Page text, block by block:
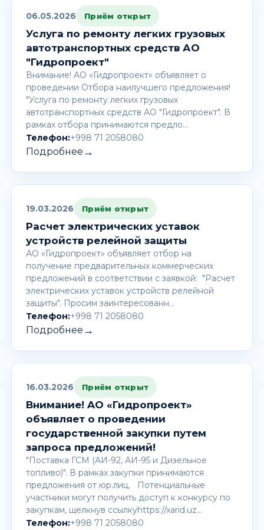
06.05.2026 Приём открыт
Услуга по ремонту легких грузовых
автотранспортных средств АО
"Гидропроект"
Внимание! AО «Гидропроект» объявляет о
проведении Отбора наилучшего предложения!
"Услуга по ремонту легких грузовых
автотранспортных средств АО "Гидропроект". В
рамках отбора принимаются предло…
Телефон:+998 71 2058080
Подробнее →
19.03.2026 Приём открыт
Расчет электрических уставок
устройств релейной защиты
АО «Гидропроект» объявляет отбор на
получение предварительных коммерческих
предложений в соответствии с заявкой: "Расчет
электрических уставок устройств релейной
защиты". Просим заинтересованн…
Телефон:+998 71 2058080
Подробнее →
16.03.2026 Приём открыт
Внимание! AО «Гидропроект»
объявляет о проведении
государственной закупки путем
запроса предложений!
"Поставка ГСМ (АИ-92, АИ-95 и Дизельное
топливо)". В рамках закупки принимаются
предложения от юр.лиц. Потенциальные
участники могут получить доступ к конкурсу по
закупкам, щелкнув ссылкуhttps://xarid.uz…
Телефон:+998 71 2058080